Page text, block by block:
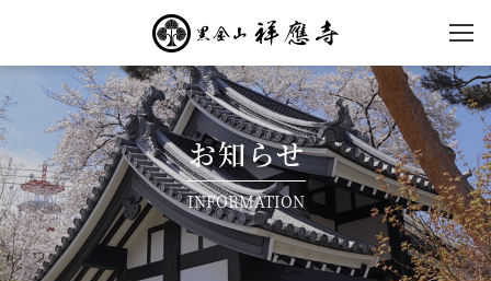
黒金山 祥應寺【公式】
| 東京都国分寺市の黄檗
宗寺院
お知らせ
INFORMATION